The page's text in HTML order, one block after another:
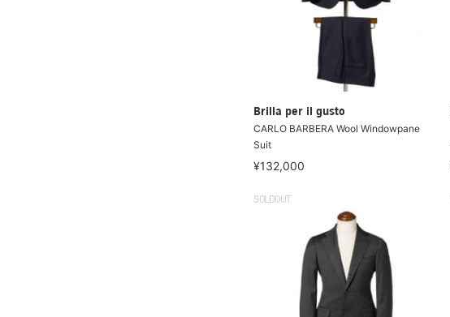
Brilla per il gusto
CARLO BARBERA Wool Windowpane
Suit
¥132,000
SOLDOUT